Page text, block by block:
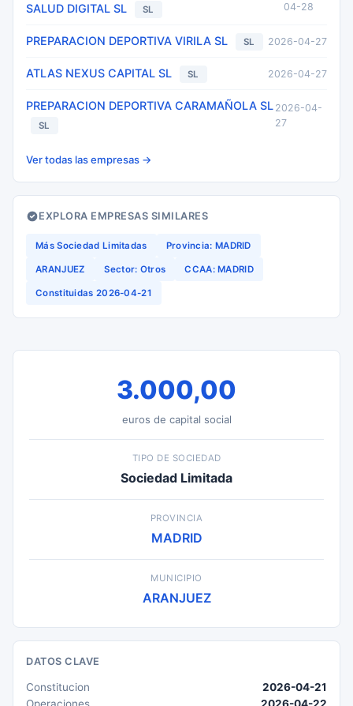
SALUD DIGITAL SL
SL
04-28
PREPARACION DEPORTIVA VIRILA SL SL 2026-04-27
ATLAS NEXUS CAPITAL SL SL 2026-04-27
PREPARACION DEPORTIVA CARAMAÑOLA SL
SL
2026-04-
27
Ver todas las empresas →
EXPLORA EMPRESAS SIMILARES
Más Sociedad Limitadas Provincia: MADRID
ARANJUEZ Sector: Otros CCAA: MADRID
Constituidas 2026-04-21
3.000,00
euros de capital social
TIPO DE SOCIEDAD
Sociedad Limitada
PROVINCIA
MADRID
MUNICIPIO
ARANJUEZ
DATOS CLAVE
Constitucion
2026-04-21